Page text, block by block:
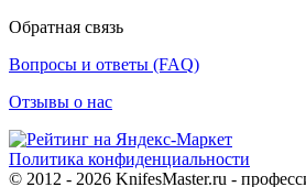
Обратная связь
Вопросы и ответы (FAQ)
Отзывы о нас
Политика конфиденциальности
© 2012 - 2026 KnifesMaster.ru -